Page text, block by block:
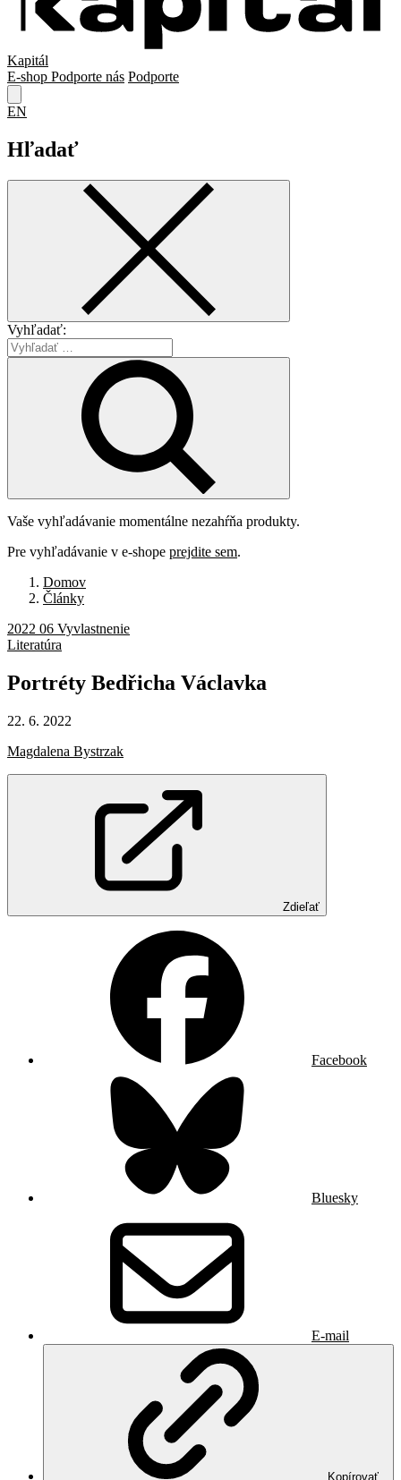
Kapitál
E-shop Podporte nás Podporte
EN
Hľadať
Vyhľadať:
Vaše vyhľadávanie momentálne nezahŕňa produkty.
Pre vyhľadávanie v e-shope prejdite sem.
Domov
Články
2022 06 Vyvlastnenie
Literatúra
Portréty Bedřicha Václavka
22. 6. 2022
Magdalena Bystrzak
Zdieľať
Facebook
Bluesky
E-mail
Kopírovať